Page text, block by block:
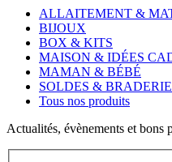
du
ALLAITEMENT &
BIJOUX
BOX & KITS
MAISON & IDÉES
MAMAN & BÉBÉ
SOLDES &
Tous nos produits
Actualités, évènements et